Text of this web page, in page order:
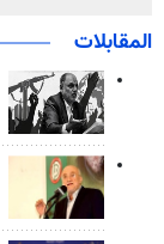
المقابلات